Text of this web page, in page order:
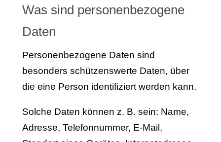
Was sind personenbezogene
Daten
Personenbezogene Daten sind
besonders schützenswerte Daten, über
die eine Person identifiziert werden kann.
Solche Daten können z. B. sein: Name,
Adresse, Telefonnummer, E-Mail,